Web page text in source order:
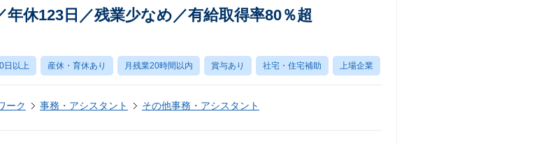
休123日／残業少なめ／有給取得率80％超
日以上 産休・育休あり 月残業20時間以内 賞与あり 社宅・住宅補助 上場企業
ーク 事務・アシスタント その他事務・アシスタント